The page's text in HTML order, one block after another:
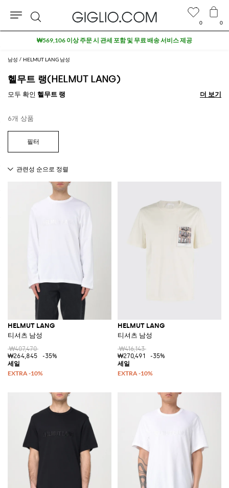
남성 HELMUT LANG 남성
헬무트 랭(HELMUT LANG)
모두 확인 헬무트 랭 더 보기
더 보기
6개 상품
HELMUT LANG
티셔츠 남성
₩407,470
₩264,845
-35%
HELMUT LANG
티셔츠 남성
₩416,143
₩270,491
-35%
0 0
검
색
₩569,106 이상 주문 시 관세 포함 및 무료 배송 서비스 제공